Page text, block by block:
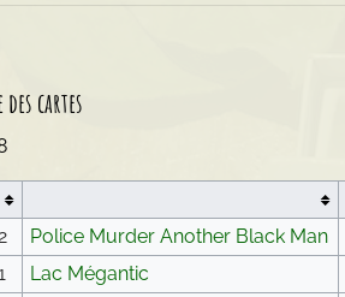
des cartes
Police Murder Another Black Man
Lac Mégantic